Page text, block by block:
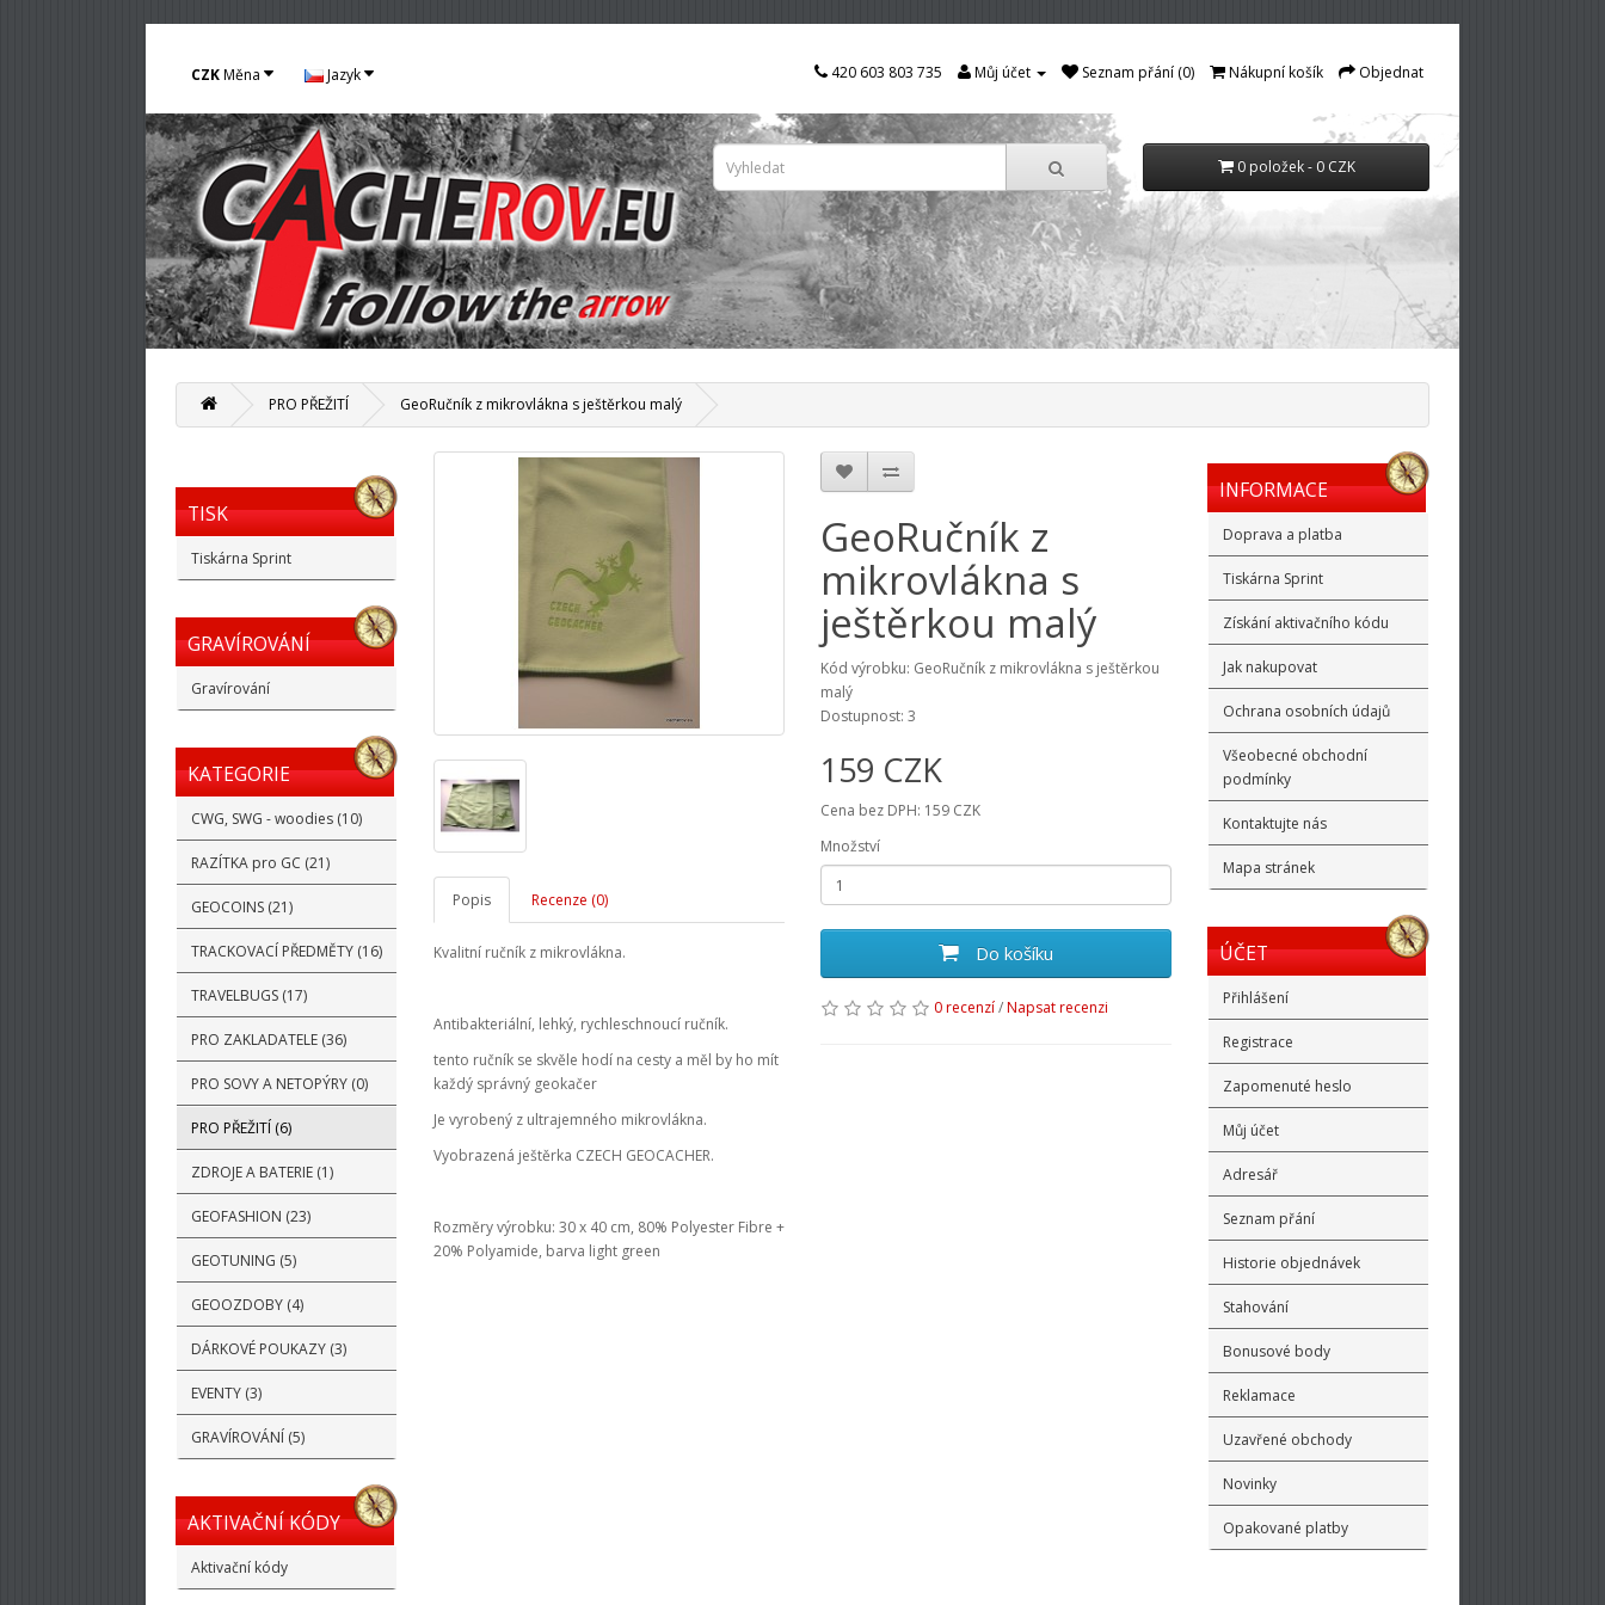
CZKMěna Jazyk 420 603 803 735 Můj účet Seznam přání (0) Nákupní košík Objednat
0 položek - 0 CZK
PRO PŘEŽITÍ GeoRučník z mikrovlákna s ještěrkou malý
TISK
Tiskárna Sprint
GRAVÍROVÁNÍ
Gravírování
KATEGORIE
CWG, SWG - woodies (10)
RAZÍTKA pro GC (21)
GEOCOINS (21)
TRACKOVACÍ PŘEDMĚTY (16)
TRAVELBUGS (17)
PRO ZAKLADATELE (36)
PRO SOVY A NETOPÝRY (0)
PRO PŘEŽITÍ (6)
ZDROJE A BATERIE (1)
GEOFASHION (23)
GEOTUNING (5)
GEOOZDOBY (4)
DÁRKOVÉ POUKAZY (3)
EVENTY (3)
GRAVÍROVÁNÍ (5)
AKTIVAČNÍ KÓDY
Aktivační kódy
Popis Recenze (0)
Kvalitní ručník z mikrovlákna.
Antibakteriální, lehký, rychleschnoucí ručník.
tento ručník se skvěle hodí na cesty a měl by ho mít
každý správný geokačer
Je vyrobený z ultrajemného mikrovlákna.
Vyobrazená ještěrka CZECH GEOCACHER.
Rozměry výrobku: 30 x 40 cm, 80% Polyester Fibre +
20% Polyamide, barva light green
GeoRučník z
mikrovlákna s
ještěrkou malý
Kód výrobku: GeoRučník z mikrovlákna s ještěrkou
malý
Dostupnost: 3
159 CZK
Cena bez DPH: 159 CZK
Množství
Do košíku
0 recenzí/Napsat recenzi
INFORMACE
Doprava a platba
Tiskárna Sprint
Získání aktivačního kódu
Jak nakupovat
Ochrana osobních údajů
Všeobecné obchodní
podmínky
Kontaktujte nás
Mapa stránek
ÚČET
Přihlášení
Registrace
Zapomenuté heslo
Můj účet
Adresář
Seznam přání
Historie objednávek
Stahování
Bonusové body
Reklamace
Uzavřené obchody
Novinky
Opakované platby